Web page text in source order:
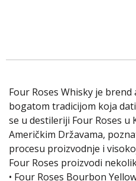
Four Roses Whisky je
bogatom tradicijom koja
se u destileriji Four Roses u
Američkim Državama,
procesu proizvodnje i
Four Roses proizvodi
• Four Roses Bourbon